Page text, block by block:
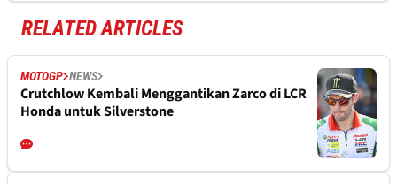
RELATED ARTICLES
MOTOGP NEWS
Crutchlow Kembali Menggantikan Zarco di LCR
Honda untuk Silverstone